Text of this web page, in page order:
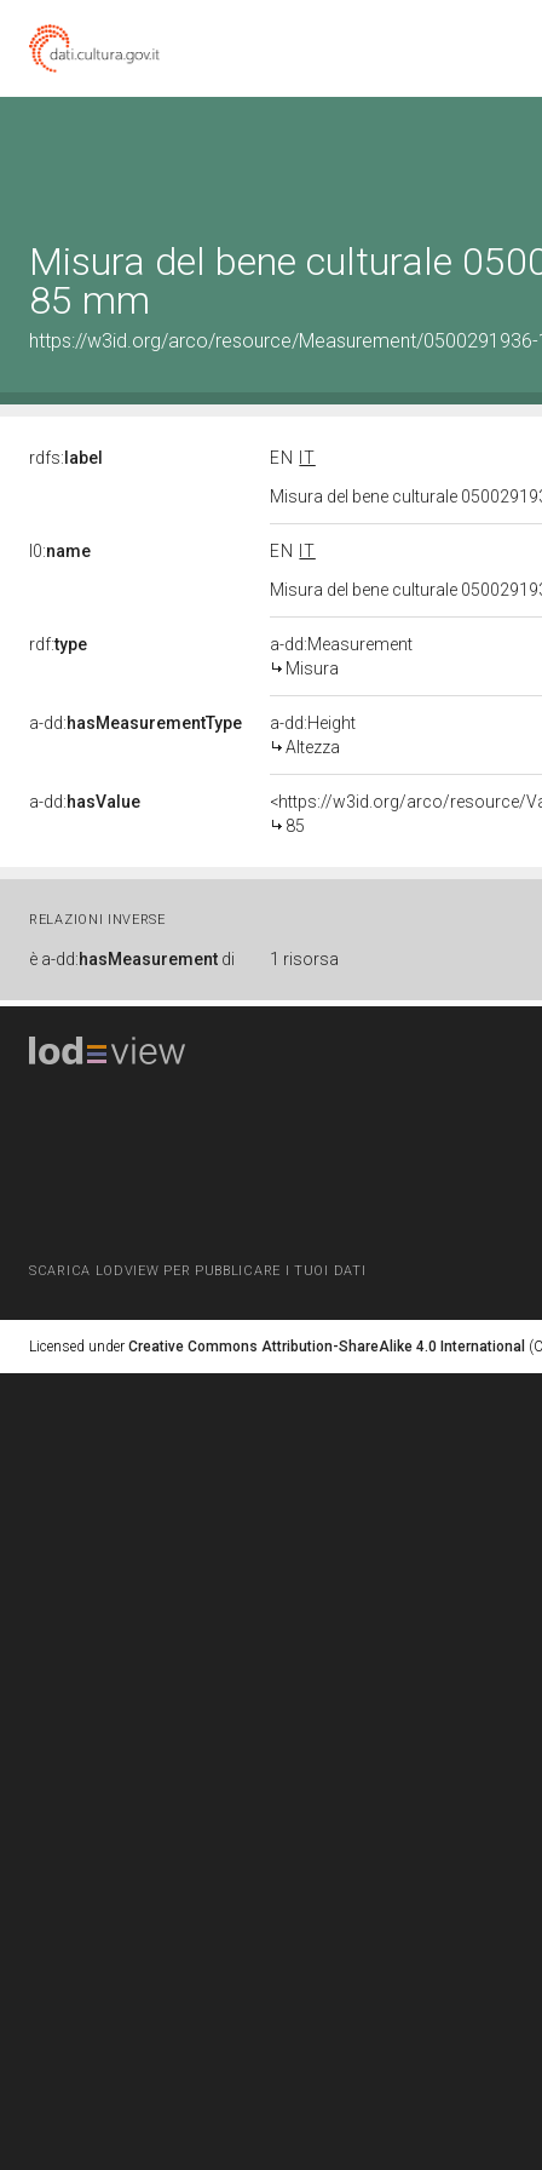
Misura del bene culturale
85 mm
https://w3id.org/arco/resource/Measurement/0500291936-
rdfs: label EN
IT
Misura del bene culturale
l0:name EN
IT
Misura del bene culturale
rdf:type
a-dd:Measurement
Misura
a-dd:hasMeasurementType
a-dd:Height
Altezza
a-dd:hasValue
<https://w3id.org/arco/resource/
85
RELAZIONI INVERSE
è a-dd:hasMeasurement di 1 risorsa
SCARICA LODVIEW PER PUBBLICARE I TUOI DATI
Licensed under Creative Commons Attribution-ShareAlike 4.0 International